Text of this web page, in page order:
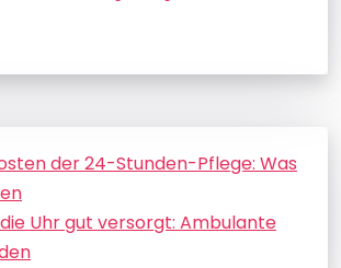
der 24-Stunden-Pflege: Was
Uhr gut versorgt: Ambulante